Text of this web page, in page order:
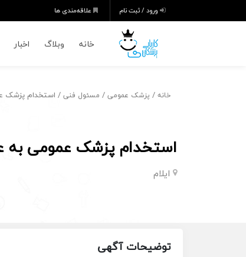
ورود / ثبت نام علاقه‌مندی ها
خانه وبلاگ اخبار
خانه / پزشک عمومی / مسئول فنی/ استخدام پزشک
استخدام پزشک عمومی به
ایلام
توضیحات آگهی